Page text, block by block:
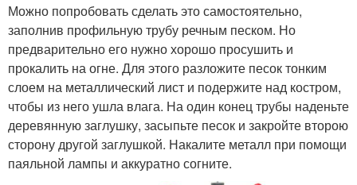
Можно попробовать сделать это самостоятельно,
заполнив профильную трубу речным песком. Но
предварительно его нужно хорошо просушить и
прокалить на огне. Для этого разложите песок тонким
слоем на металлический лист и подержите над костром,
чтобы из него ушла влага. На один конец трубы наденьте
деревянную заглушку, засыпьте песок и закройте второю
сторону другой заглушкой. Накалите металл при помощи
паяльной лампы и аккуратно согните.